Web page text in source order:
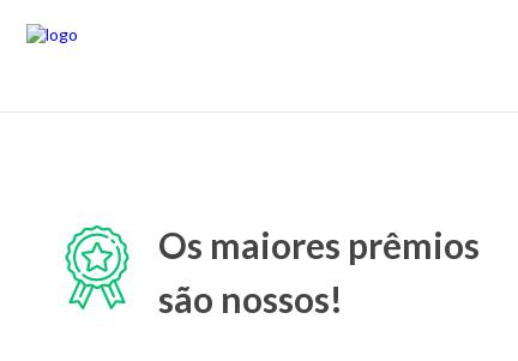
Os maiores prêmios
são nossos!